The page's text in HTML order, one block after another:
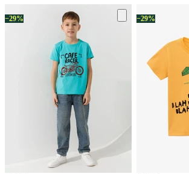
−29% −29%